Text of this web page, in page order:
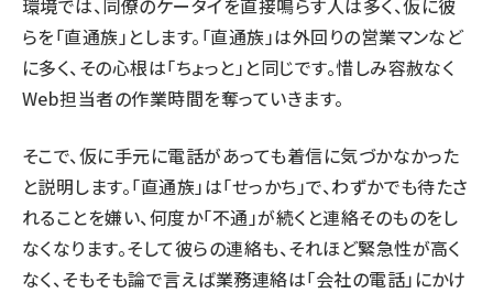
環境では、同僚のケータイを直接鳴らす人は多く、仮に彼
らを「直通族」とします。「直通族」は外回りの営業マンなど
に多く、その心根は「ちょっと」と同じです。惜しみ容赦なく
Web担当者の作業時間を奪っていきます。
そこで、仮に手元に電話があっても着信に気づかなかった
と説明します。「直通族」は「せっかち」で、わずかでも待たさ
れることを嫌い、何度か「不通」が続くと連絡そのものをし
なくなります。そして彼らの連絡も、それほど緊急性が高く
なく、そもそも論で言えば業務連絡は「会社の電話」にかけ